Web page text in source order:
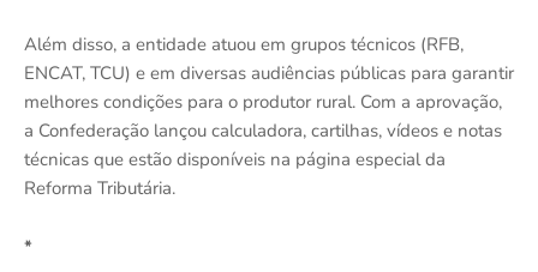
Além disso, a entidade atuou em grupos técnicos (RFB,
ENCAT, TCU) e em diversas audiências públicas para garantir
melhores condições para o produtor rural. Com a aprovação,
a Confederação lançou calculadora, cartilhas, vídeos e notas
técnicas que estão disponíveis na página especial da
Reforma Tributária.
*